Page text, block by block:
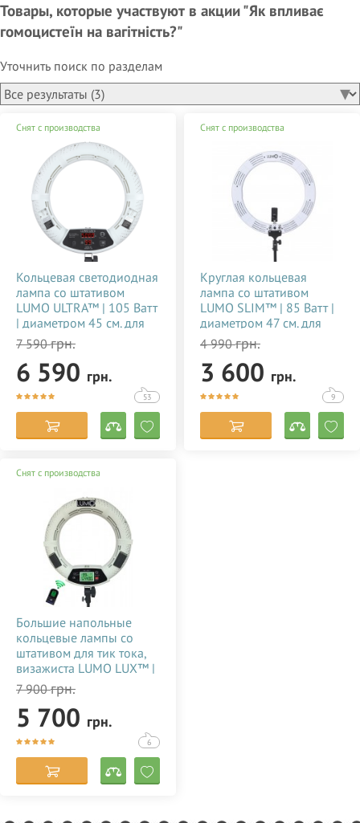
Товары, которые участвуют в акции "Як впливає
гомоцистеїн на вагітність?"
Уточнить поиск по разделам
Снят с производства
Кольцевая светодиодная
лампа со штативом
LUMO ULTRA™ | 105 Ватт
| диаметром 45 см. для
тик тока, визажиста,
косметолога, блогера,
фото, видеосъемки
купить недорого в
Украине 356784
7 590грн.
6 590 грн.
53
Снят с производства
Круглая кольцевая
лампа со штативом
LUMO SLIM™ | 85 Ватт |
диаметром 47 см. для
съемки видео тик ток,
блогеров, визажиста,
макияжа купить
недорого в Украине
(Киеве) 356785
4 990грн.
3 600 грн.
9
Снят с производства
Большие напольные
кольцевые лампы со
штативом для тик тока,
визажиста LUMO LUX™ |
96 Ватт | диаметром 45
см. с держателем для
телефона купить
недорого в Украине
(Одессе) 356786
7 900грн.
5 700 грн.
6